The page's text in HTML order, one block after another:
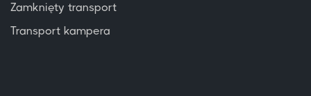
Zamknięty transport
Transport kampera